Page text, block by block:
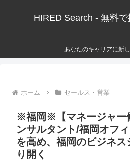
HIRED Search - 無料
あなたのキャリアに新
ホーム セールス・営業
※福岡※【マネージャー
ンサルタント/福岡オフ
を高め、福岡のビジネス
り開く